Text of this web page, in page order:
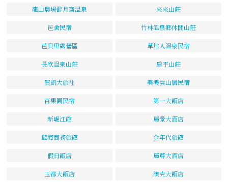
龍山農場醉月齋溫泉 來來山莊
邑舍民宿 竹林溫泉鄉休閒山莊
芭貝里露營區 草地人溫泉民宿
長欣溫泉山莊 扇平山莊
賀凱大旅社 美濃雲山居民宿
百果園民宿 第一大飯店
新崛江館 麗景大酒店
藍海商務旅館 金年代旅館
假日飯店 麗尊大酒店
玉都大飯店 澳克大飯店